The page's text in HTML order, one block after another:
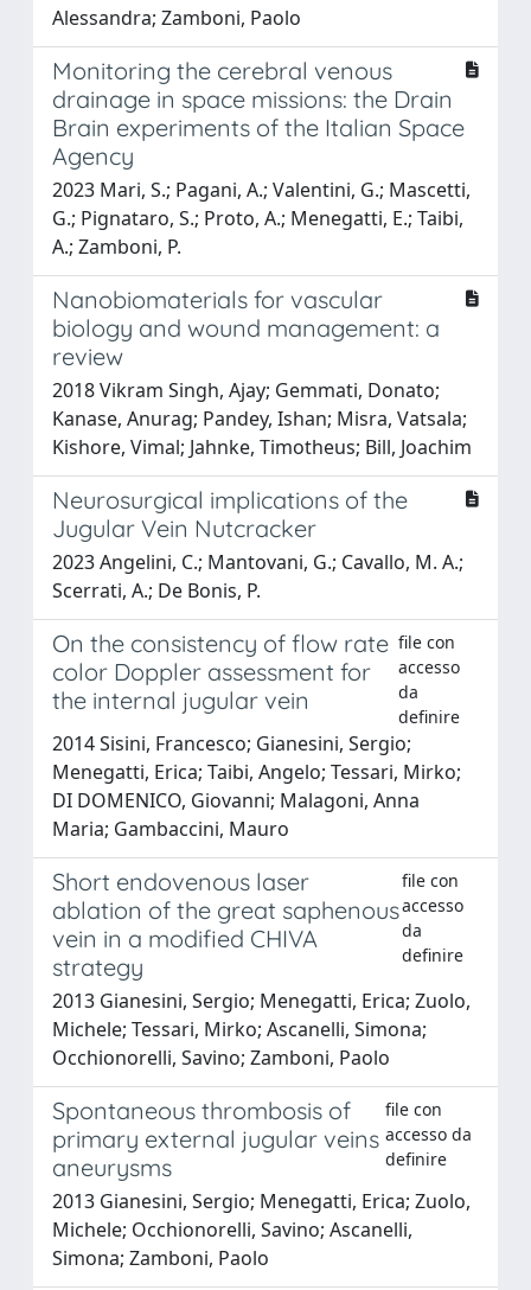
Alessandra; Zamboni, Paolo
Monitoring the cerebral venous
drainage in space missions: the Drain
Brain experiments of the Italian Space
Agency
2023 Mari, S.; Pagani, A.; Valentini, G.; Mascetti,
G.; Pignataro, S.; Proto, A.; Menegatti, E.; Taibi,
A.; Zamboni, P.
Nanobiomaterials for vascular
biology and wound management: a
review
2018 Vikram Singh, Ajay; Gemmati, Donato;
Kanase, Anurag; Pandey, Ishan; Misra, Vatsala;
Kishore, Vimal; Jahnke, Timotheus; Bill, Joachim
Neurosurgical implications of the
Jugular Vein Nutcracker
2023 Angelini, C.; Mantovani, G.; Cavallo, M. A.;
Scerrati, A.; De Bonis, P.
On the consistency of flow rate
color Doppler assessment for
the internal jugular vein
file con
accesso
da
definire
2014 Sisini, Francesco; Gianesini, Sergio;
Menegatti, Erica; Taibi, Angelo; Tessari, Mirko;
DI DOMENICO, Giovanni; Malagoni, Anna
Maria; Gambaccini, Mauro
Short endovenous laser
ablation of the great saphenous
vein in a modified CHIVA
strategy
file con
accesso
da
definire
2013 Gianesini, Sergio; Menegatti, Erica; Zuolo,
Michele; Tessari, Mirko; Ascanelli, Simona;
Occhionorelli, Savino; Zamboni, Paolo
Spontaneous thrombosis of
primary external jugular veins
aneurysms
file con
accesso da
definire
2013 Gianesini, Sergio; Menegatti, Erica; Zuolo,
Michele; Occhionorelli, Savino; Ascanelli,
Simona; Zamboni, Paolo